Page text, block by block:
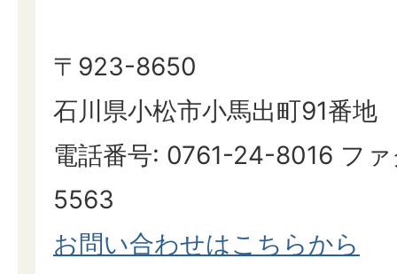
〒923-8650
石川県小松市小馬出町91番地
電話番号: 0761-24-8016 フ
5563
お問い合わせはこちらから